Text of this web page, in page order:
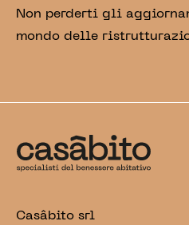
Non perderti gli
mondo delle
Casâbito srl